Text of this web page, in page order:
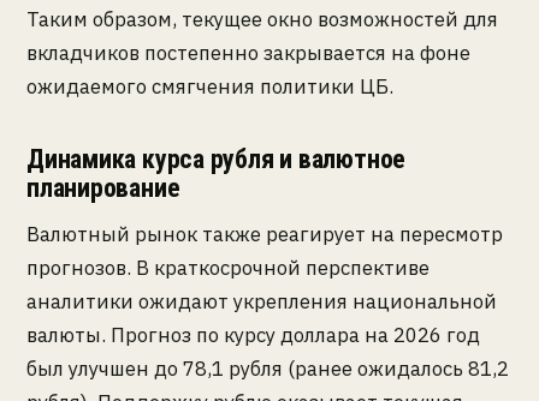
Таким образом, текущее окно возможностей для
вкладчиков постепенно закрывается на фоне
ожидаемого смягчения политики ЦБ.
Динамика курса рубля и валютное
планирование
Валютный рынок также реагирует на пересмотр
прогнозов. В краткосрочной перспективе
аналитики ожидают укрепления национальной
валюты. Прогноз по курсу доллара на 2026 год
был улучшен до 78,1 рубля (ранее ожидалось 81,2